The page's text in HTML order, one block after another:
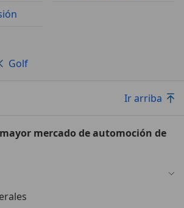
Golf
Ir arriba
mercado de automoción de